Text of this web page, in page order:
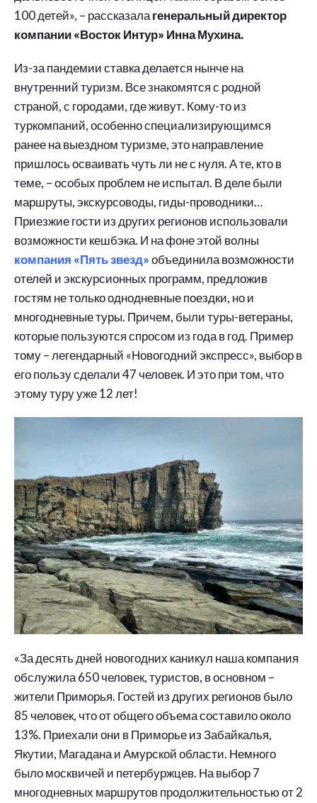
100 детей», – рассказалагенеральный директор
компании «Восток Интур» Инна Мухина.
Из-за пандемии ставка делается нынче на
внутренний туризм. Все знакомятся с родной
страной, с городами, где живут. Кому-то из
туркомпаний, особенно специализирующимся
ранее на выездном туризме, это направление
пришлось осваивать чуть ли не с нуля. А те, кто в
теме, – особых проблем не испытал. В деле были
маршруты, экскурсоводы, гиды-проводники…
Приезжие гости из других регионов использовали
возможности кешбэка. И на фоне этой волны
компания «Пять звезд»объединила возможности
отелей и экскурсионных программ, предложив
гостям не только однодневные поездки, но и
многодневные туры. Причем, были туры-ветераны,
которые пользуются спросом из года в год. Пример
тому – легендарный «Новогодний экспресс», выбор в
его пользу сделали 47 человек. И это при том, что
этому туру уже 12 лет!
«За десять дней новогодних каникул наша компания
обслужила 650 человек, туристов, в основном –
жители Приморья. Гостей из других регионов было
85 человек, что от общего объема составило около
13%. Приехали они в Приморье из Забайкалья,
Якутии, Магадана и Амурской области. Немного
было москвичей и петербуржцев. На выбор 7
многодневных маршрутов продолжительностью от 2